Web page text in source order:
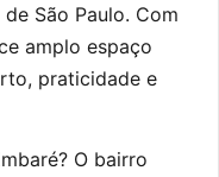
São Paulo. Com
amplo espaço
praticidade e
O bairro